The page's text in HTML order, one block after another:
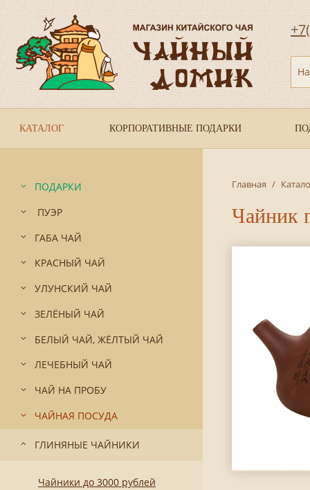
КАТАЛОГ КОРПОРАТИВНЫЕ ПОДАРКИ
ПОДАРКИ
ПУЭР
ГАБА ЧАЙ
КРАСНЫЙ ЧАЙ
УЛУНСКИЙ ЧАЙ
ЗЕЛЁНЫЙ ЧАЙ
БЕЛЫЙ ЧАЙ, ЖЁЛТЫЙ ЧАЙ
ЛЕЧЕБНЫЙ ЧАЙ
ЧАЙ НА ПРОБУ
ЧАЙНАЯ ПОСУДА
ГЛИНЯНЫЕ ЧАЙНИКИ
Чайники до 3000 рублей
Главная /
Чайник